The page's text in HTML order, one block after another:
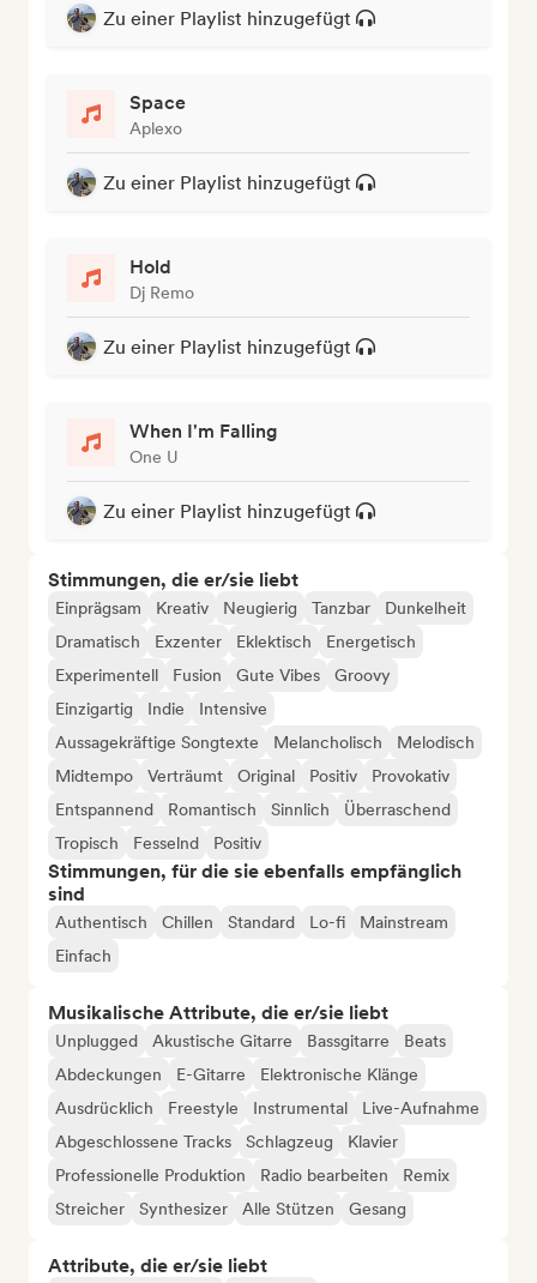
Zu einer Playlist hinzugefügt
Space
Aplexo
Zu einer Playlist hinzugefügt
Hold
Dj Remo
Zu einer Playlist hinzugefügt
When I'm Falling
One U
Zu einer Playlist hinzugefügt
Stimmungen, die er/sie liebt
Einprägsam Kreativ Neugierig Tanzbar
Dunkelheit
Dramatisch
Exzenter Eklektisch
Energetisch
Experimentell
Fusion Gute Vibes
Groovy
Einzigartig
Indie
Intensive
Aussagekräftige Songtexte
Melancholisch
Melodisch
Midtempo
Verträumt Original Positiv
Provokativ
Entspannend
Romantisch Sinnlich
Überraschend
Tropisch
Fesselnd Positiv
Stimmungen, für die sie ebenfalls empfänglich
sind
Authentisch Chillen Standard Lo-fi
Mainstream
Einfach
Musikalische Attribute, die er/sie liebt
Unplugged Akustische Gitarre Bassgitarre
Beats
Abdeckungen
E-Gitarre
Elektronische Klänge
Ausdrücklich
Freestyle Instrumental
Live-Aufnahme
Abgeschlossene Tracks
Schlagzeug
Klavier
Professionelle Produktion
Radio bearbeiten
Remix
Streicher
Synthesizer Alle Stützen Gesang
Attribute, die er/sie liebt